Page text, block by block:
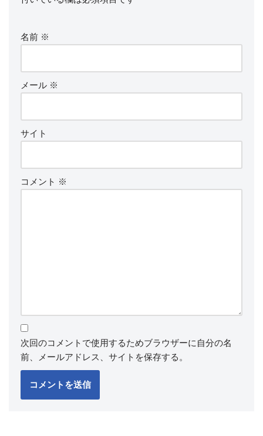
名前 ※
メール ※
サイト
コメント ※
次回のコメントで使用するためブラウザーに自分の名
前、メールアドレス、サイトを保存する。